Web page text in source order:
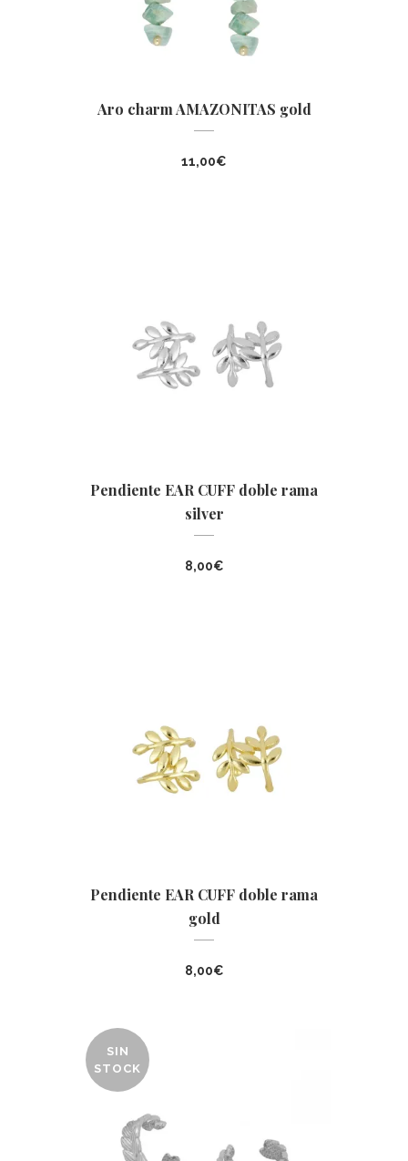
Aro charm AMAZONITAS gold
11,00€
Pendiente EAR CUFF doble rama
silver
8,00€
Pendiente EAR CUFF doble rama
gold
8,00€
SIN
STOCK